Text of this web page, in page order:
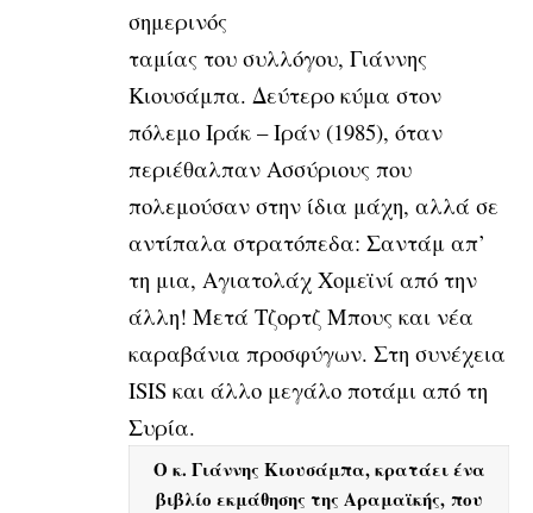
σημερινός
ταμίας του συλλόγου, Γιάννης
Κιουσάμπα. Δεύτερο κύμα στον
πόλεμο Ιράκ – Ιράν (1985), όταν
περιέθαλπαν Ασσύριους που
πολεμούσαν στην ίδια μάχη, αλλά σε
αντίπαλα στρατόπεδα: Σαντάμ απ’
τη μια, Αγιατολάχ Χομεϊνί από την
άλλη! Μετά Τζορτζ Μπους και νέα
καραβάνια προσφύγων. Στη συνέχεια
ISIS και άλλο μεγάλο ποτάμι από τη
Συρία.
Ο κ. Γιάννης Κιουσάμπα, κρατάει ένα
βιβλίο εκμάθησης της Αραμαϊκής, που